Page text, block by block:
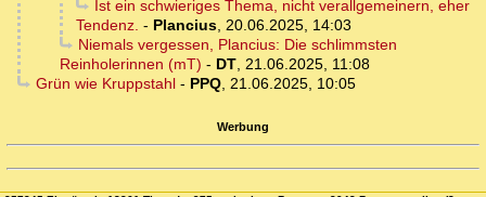
Ist ein schwieriges Thema, nicht verallgemeinern, eher
Tendenz. - Plancius, 20.06.2025, 14:03
Niemals vergessen, Plancius: Die schlimmsten
Reinholerinnen (mT) - DT, 21.06.2025, 11:08
Grün wie Kruppstahl- PPQ, 21.06.2025, 10:05
Werbung